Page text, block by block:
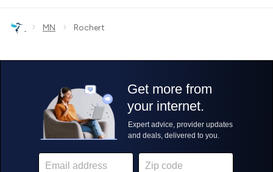
› MN › Rochert